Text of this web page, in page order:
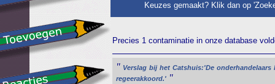
Keuzes gemaakt? Klik dan op
Precies 1 contaminatie in onze database
" Verslag bij het Catshuis:'De onderhandelaars
regeerakkoord.' "